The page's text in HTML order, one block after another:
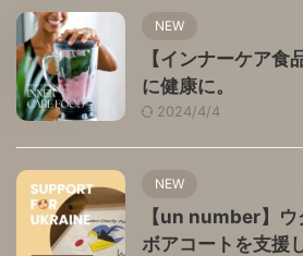
NEW
【インナーケア食
に健康に。
2024/4/4
NEW
【un number】
ボアコートを支援